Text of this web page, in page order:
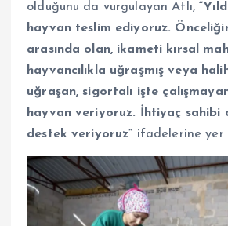
olduğunu da vurgulayan Atlı,
hayvan teslim ediyoruz.
arasında olan, ikameti kırsal
hayvancılıkla uğraşmış veya
uğraşan, sigortalı işte
hayvan veriyoruz. İhtiyaç sahibi
destek veriyoruz” ifadelerine yer